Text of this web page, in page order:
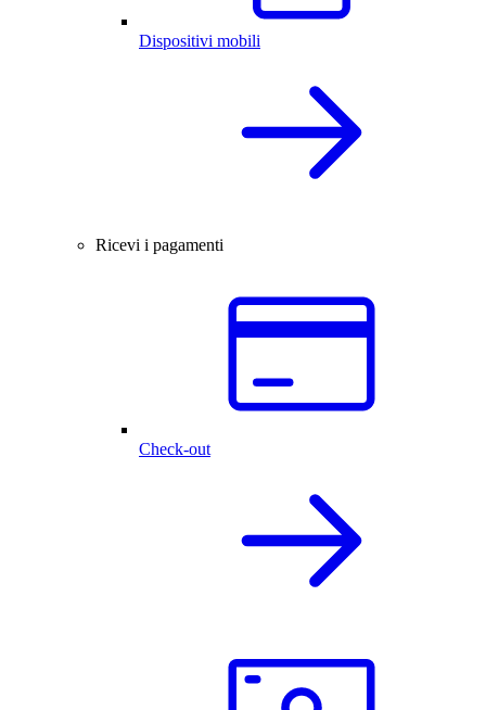
Dispositivi mobili
Ricevi i pagamenti
Check-out